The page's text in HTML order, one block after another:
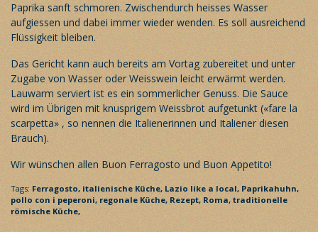
Paprika sanft schmoren. Zwischendurch heisses Wasser
aufgiessen und dabei immer wieder wenden. Es soll ausreichend
Flüssigkeit bleiben.
Das Gericht kann auch bereits am Vortag zubereitet und unter
Zugabe von Wasser oder Weisswein leicht erwärmt werden.
Lauwarm serviert ist es ein sommerlicher Genuss. Die Sauce
wird im Übrigen mit knusprigem Weissbrot aufgetunkt («fare la
scarpetta» , so nennen die Italienerinnen und Italiener diesen
Brauch).
Wir wünschen allen Buon Ferragosto und Buon Appetito!
Tags: Ferragosto, italienische Küche, Lazio like a local, Paprikahuhn,
pollo con i peperoni, regonale Küche, Rezept, Roma, traditionelle
römische Küche,